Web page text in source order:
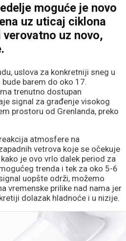
moguće je novo
uz uticaj ciklona
uz novo,
uslova za konkretniji sneg u
barem do oko 17.
trenutno dostupan
signal za građenje visokog
prostoru od Grenlanda, preko
atmosfere na
vetrova koje se očekuje
je ovo vrlo dalek period za
trenda i tek za oko 5-6
uopšte održi, možemo
vremenske prilike nad nama jer
dolazak hladnoće i u nizije.